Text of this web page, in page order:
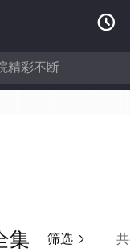

集 筛选 